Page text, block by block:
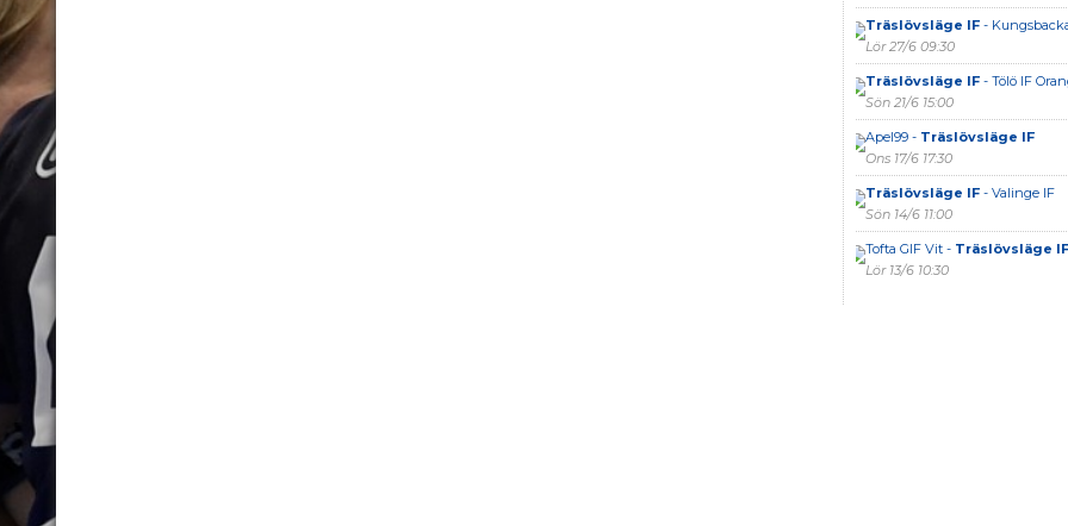
Träslövsläge IF-
Lör 27/6 09:30
Träslövsläge IF- Tölö IF
Sön 21/6 15:00
Apel99 - Träslövsläge IF
Ons 17/6 17:30
Träslövsläge IF- Valinge IF
Sön 14/6 11:00
Tofta GIF Vit - Träslövsläge IF
Lör 13/6 10:30